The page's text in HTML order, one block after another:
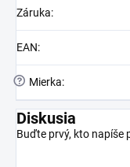
Záruka:
EAN:
? Mierka:
Diskusia
Buďte prvý, kto napíše